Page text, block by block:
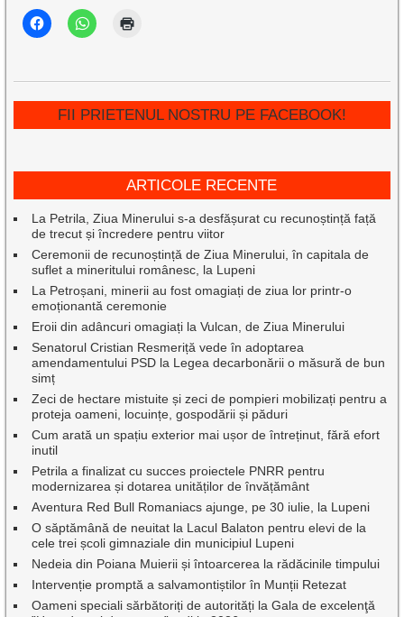
FII PRIETENUL NOSTRU PE FACEBOOK!
ARTICOLE RECENTE
La Petrila, Ziua Minerului s-a desfășurat cu recunoștință față
de trecut și încredere pentru viitor
Ceremonii de recunoștință de Ziua Minerului, în capitala de
suflet a mineritului românesc, la Lupeni
La Petroșani, minerii au fost omagiați de ziua lor printr-o
emoționantă ceremonie
Eroii din adâncuri omagiați la Vulcan, de Ziua Minerului
Senatorul Cristian Resmeriță vede în adoptarea
amendamentului PSD la Legea decarbonării o măsură de bun
simț
Zeci de hectare mistuite și zeci de pompieri mobilizați pentru a
proteja oameni, locuințe, gospodării și păduri
Cum arată un spațiu exterior mai ușor de întreținut, fără efort
inutil
Petrila a finalizat cu succes proiectele PNRR pentru
modernizarea și dotarea unităților de învățământ
Aventura Red Bull Romaniacs ajunge, pe 30 iulie, la Lupeni
O săptămână de neuitat la Lacul Balaton pentru elevi de la
cele trei școli gimnaziale din municipiul Lupeni
Nedeia din Poiana Muierii și întoarcerea la rădăcinile timpului
Intervenție promptă a salvamontiștilor în Munții Retezat
Oameni speciali sărbătoriți de autorități la Gala de excelenţă